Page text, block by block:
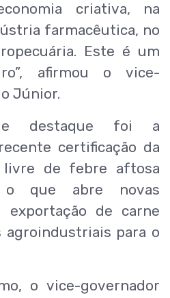
criativa, na
farmacêutica, no
Este é um
afirmou o vice-
Júnior.
destaque foi a
certificação da
livre de febre aftosa
o que abre novas
exportação de carne
agroindustriais para o
o vice-governador